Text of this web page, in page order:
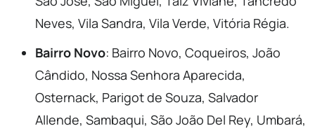
Neves, Vila Sandra, Vila Verde, Vitória Régia.
Bairro Novo: Bairro Novo, Coqueiros, João
Cândido, Nossa Senhora Aparecida,
Osternack, Parigot de Souza, Salvador
Allende, Sambaqui, São João Del Rey, Umbará,